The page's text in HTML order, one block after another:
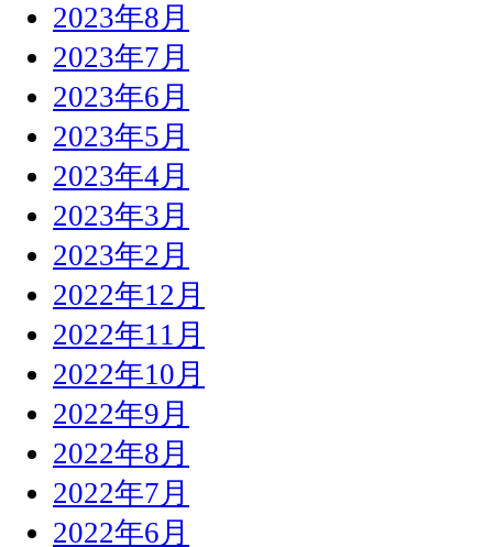
2023年8月
2023年7月
2023年6月
2023年5月
2023年4月
2023年3月
2023年2月
2022年12月
2022年11月
2022年10月
2022年9月
2022年8月
2022年7月
2022年6月